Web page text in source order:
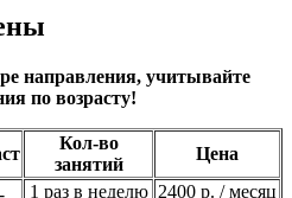
направления, учитывайте
по возрасту!
Кол-во
занятий
Цена
1 раз в неделю 2400 р. / месяц